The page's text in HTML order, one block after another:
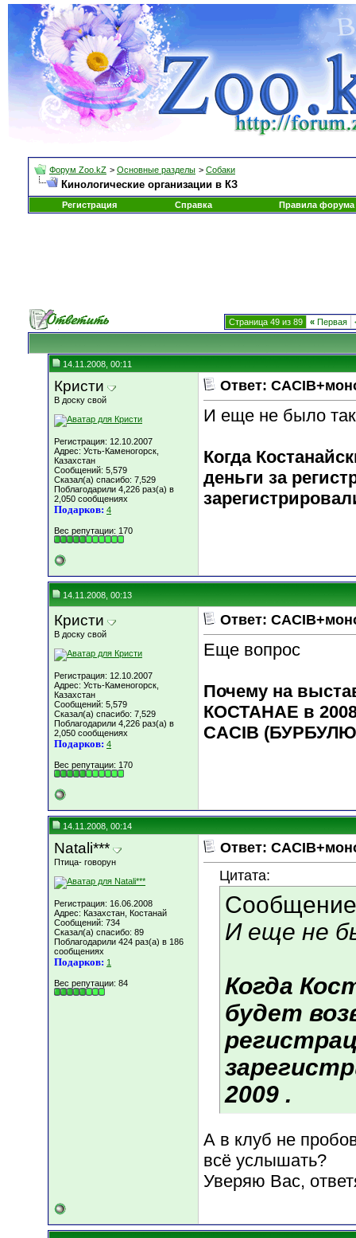
Форум Zoo.kZ > Основные разделы > Собаки
Кинологические организации в КЗ
Регистрация Справка Правила форума
Страница 49 из 89 « Первая
14.11.2008, 00:11
Кристи
В доску свой
Регистрация: 12.10.2007
Адрес: Усть-Каменогорск,
Казахстан
Сообщений: 5,579
Сказал(а) спасибо: 7,529
Поблагодарили 4,226 раз(а) в
2,050 сообщениях
Подарков: 4
Вес репутации: 170
Ответ:
И еще не было
Когда
деньги за
14.11.2008, 00:13
Кристи
В доску свой
Регистрация: 12.10.2007
Адрес: Усть-Каменогорск,
Казахстан
Сообщений: 5,579
Сказал(а) спасибо: 7,529
Поблагодарили 4,226 раз(а) в
2,050 сообщениях
Подарков: 4
Вес репутации: 170
Ответ:
Еще вопрос
Почему на
КОСТАНАЕ в 2008
CACIB
14.11.2008, 00:14
Natali***
Птица- говорун
Регистрация: 16.06.2008
Адрес: Казахстан, Костанай
Сообщений: 734
Сказал(а) спасибо: 89
Поблагодарили 424 раз(а) в 186
сообщениях
Подарков: 1
Вес репутации: 84
Ответ:
Цитата:
И еще не
Когда
будет
2009 .
А в клуб не
всё услышать?
Уверяю Вас,